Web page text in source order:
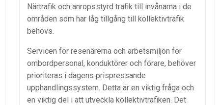
Närtrafik och anropsstyrd trafik till invånarna i de
områden som har låg tillgång till kollektivtrafik
behövs.
Servicen för resenärerna och arbetsmiljön för
ombordpersonal, konduktörer och förare, behöver
prioriteras i dagens prispressande
upphandlingssystem. Detta är en viktig fråga och
en viktig del i att utveckla kollektivtrafiken. Det